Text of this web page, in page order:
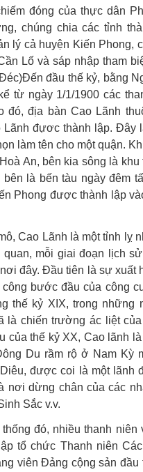
đóng của thực dân
chúng chia các tỉnh
lý cả huyện Kiến
Lố và sáp nhập tham
Đến đầu thế kỷ, bằng
từ ngày 1/1/1900 các
đó, địa bàn Cao Lãnh
Lãnh đựơc thành lập. Đây
làm tên cho một quận.
An, bên kia sông là
bên là bến tàu ngày đêm
Phong được thành lập
Cao Lãnh là một tỉnh lỵ
quan, mỗi giai đoạn lịch
đây. Đầu tiên là sự xuất
bước đầu của công
thế kỷ XIX, trong những
là chiến trường ác liệt
của thế kỷ XX, Cao lãnh
Du rầm rộ ở Nam Kỳ
được coi là một lãnh
nơi dừng chân của các
Sắc v.v.
đó, nhiều thanh
tổ chức Thanh niên
viên Đảng cộng sản